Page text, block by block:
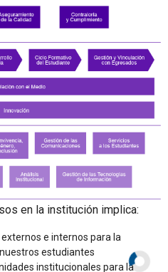
en la institución implica:
e internos para la
estudiantes
institucionales para la